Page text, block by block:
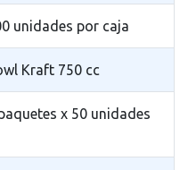
unidades por caja
Kraft 750 cc
x 50 unidades